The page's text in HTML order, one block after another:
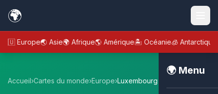
🌍
🇪🇺 Europe🌏 Asie🌍 Afrique🌎 Amérique🏝️ Océanie🧊 Antarctique
🌍 Menu
Accueil›Cartes du monde›Europe›Luxembourg